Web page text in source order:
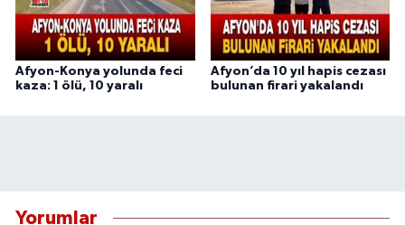
Afyon-Konya yolunda feci
kaza: 1 ölü, 10 yaralı
Afyon’da 10 yıl hapis cezası
bulunan firari yakalandı
Yorumlar